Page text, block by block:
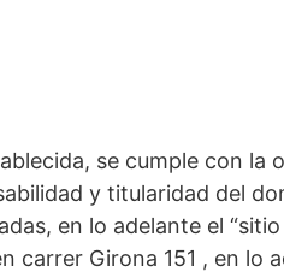
se cumple con
y titularidad del
en lo adelante el
Girona 151 , en lo